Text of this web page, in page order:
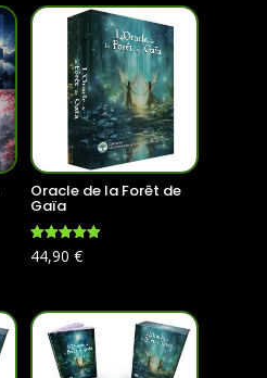
Oracle de la Forêt de
Gaïa
Note
4.99
44,90€